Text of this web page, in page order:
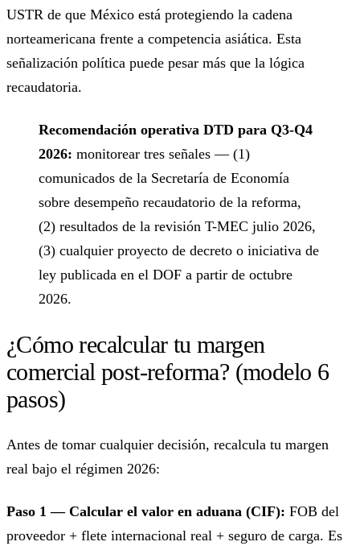
USTR de que México está protegiendo la cadena
norteamericana frente a competencia asiática. Esta
señalización política puede pesar más que la lógica
recaudatoria.
Recomendación operativa DTD para Q3-Q4
2026: monitorear tres señales — (1)
comunicados de la Secretaría de Economía
sobre desempeño recaudatorio de la reforma,
(2) resultados de la revisión T-MEC julio 2026,
(3) cualquier proyecto de decreto o iniciativa de
ley publicada en el DOF a partir de octubre
2026.
¿Cómo recalcular tu margen
comercial post-reforma? (modelo 6
pasos)
Antes de tomar cualquier decisión, recalcula tu margen
real bajo el régimen 2026:
Paso 1 — Calcular el valor en aduana (CIF): FOB del
proveedor + flete internacional real + seguro de carga. Es